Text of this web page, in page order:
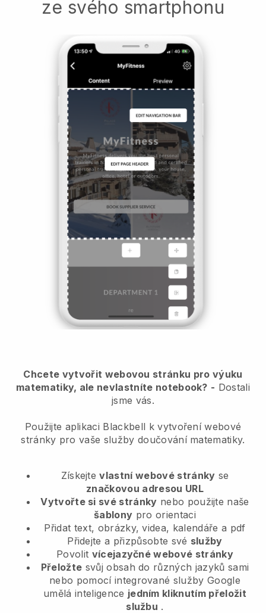
ze svého smartphonu
Chcete vytvořit webovou stránku pro výuku
matematiky, ale nevlastníte notebook? - Dostali
jsme vás.
Použijte aplikaci Blackbell k vytvoření webové
stránky pro vaše služby doučování matematiky.
Získejtevlastní webové stránky se
značkovou adresou URL
Vytvořte si své stránky nebo použijte naše
šablony pro orientaci
Přidat text, obrázky, videa, kalendáře a pdf
Přidejte a přizpůsobte své služby
Povolit vícejazyčné webové stránky
Přeložte svůj obsah do různých jazyků sami
nebo pomocí integrované služby Google
umělá inteligence jedním kliknutím přeložit
službu .